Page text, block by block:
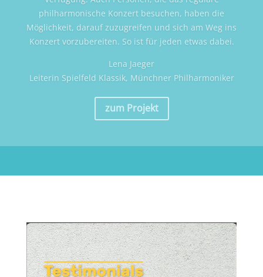
Die Zusammenarbeit mit dem hublz Team war
fantastisch: schnell, unkompliziert und kooperativ. Für alle
Eventualitäten konnten wir kreative Lösungen finden.